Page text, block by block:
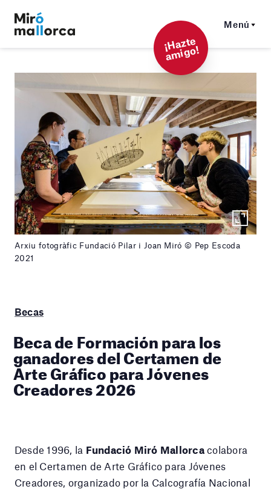
Menú
¡
Hazt
e
a
mi
g
o!
Arxiu fotogràfic Fundació Pilar i Joan Miró © Pep Escoda
2021
Becas
Beca de Formación para los
ganadores del Certamen de
Arte Gráfico para Jóvenes
Creadores 2026
Desde 1996, la Fundació Miró Mallorcacolabora
en el Certamen de Arte Gráfico para Jóvenes
Creadores, organizado por la Calcografía Nacional